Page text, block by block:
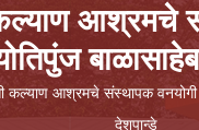
आश्रमचे
कल्याण आश्रमचे संस्थापक वनयोगी
देशपान्डे